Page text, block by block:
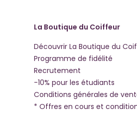
La Boutique du Coiffeur
Découvrir La Boutique du
Programme de fidélité
Recrutement
-10% pour les étudiants
Conditions générales de
* Offres en cours et